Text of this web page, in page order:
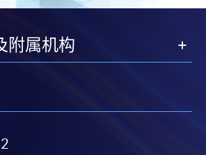
附属机构